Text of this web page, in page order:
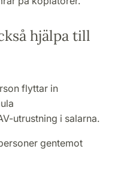
hjälpa till
flyttar in
utrustning i salarna.
gentemot